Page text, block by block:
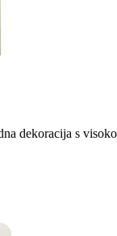
dekoracija s